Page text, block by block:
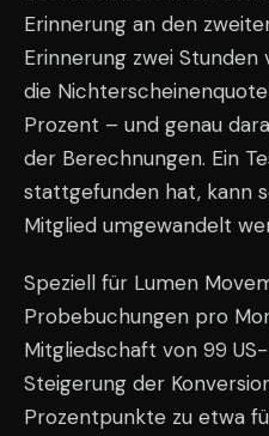
Erinnerung an den
Erinnerung zwei
die
Prozent – und genau
der Berechnungen. Ein
stattgefunden hat, kann
Mitglied umgewandelt
Speziell für Lumen
Probebuchungen pro
Mitgliedschaft von 99
Steigerung der
Prozentpunkte zu etwa